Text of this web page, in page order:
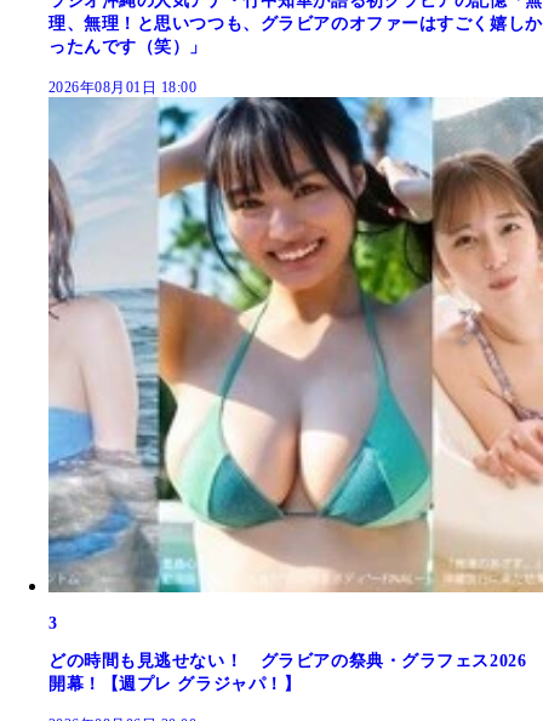
理、無理！と思いつつも、グラビアのオファーはすごく嬉しか
ったんです（笑）」
2026年08月01日 18:00
3
どの時間も見逃せない！ グラビアの祭典・グラフェス2026
開幕！【週プレ グラジャパ！】